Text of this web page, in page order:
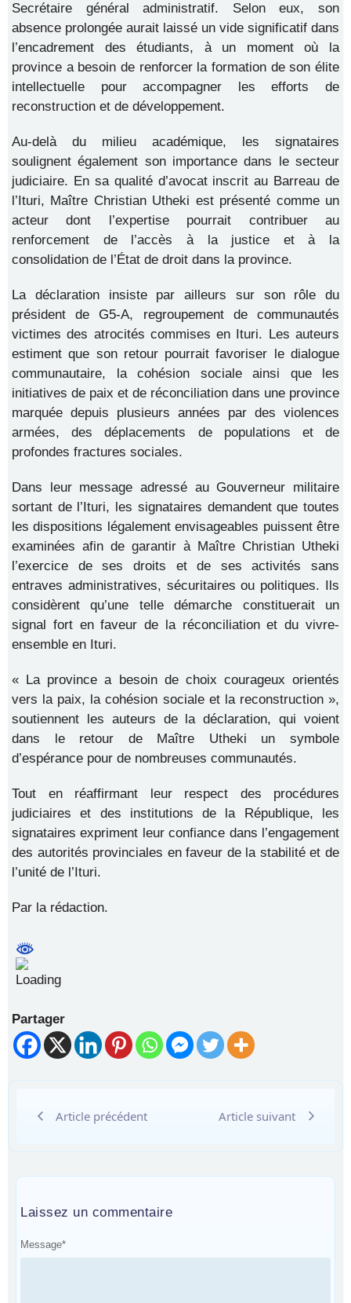
Secrétaire général administratif. Selon eux, son
absence prolongée aurait laissé un vide significatif dans
l’encadrement des étudiants, à un moment où la
province a besoin de renforcer la formation de son élite
intellectuelle pour accompagner les efforts de
reconstruction et de développement.
Au-delà du milieu académique, les signataires
soulignent également son importance dans le secteur
judiciaire. En sa qualité d’avocat inscrit au Barreau de
l’Ituri, Maître Christian Utheki est présenté comme un
acteur dont l’expertise pourrait contribuer au
renforcement de l’accès à la justice et à la
consolidation de l’État de droit dans la province.
La déclaration insiste par ailleurs sur son rôle du
président de G5-A, regroupement de communautés
victimes des atrocités commises en Ituri. Les auteurs
estiment que son retour pourrait favoriser le dialogue
communautaire, la cohésion sociale ainsi que les
initiatives de paix et de réconciliation dans une province
marquée depuis plusieurs années par des violences
armées, des déplacements de populations et de
profondes fractures sociales.
Dans leur message adressé au Gouverneur militaire
sortant de l’Ituri, les signataires demandent que toutes
les dispositions légalement envisageables puissent être
examinées afin de garantir à Maître Christian Utheki
l’exercice de ses droits et de ses activités sans
entraves administratives, sécuritaires ou politiques. Ils
considèrent qu’une telle démarche constituerait un
signal fort en faveur de la réconciliation et du vivre-
ensemble en Ituri.
« La province a besoin de choix courageux orientés
vers la paix, la cohésion sociale et la reconstruction »,
soutiennent les auteurs de la déclaration, qui voient
dans le retour de Maître Utheki un symbole
d’espérance pour de nombreuses communautés.
Tout en réaffirmant leur respect des procédures
judiciaires et des institutions de la République, les
signataires expriment leur confiance dans l’engagement
des autorités provinciales en faveur de la stabilité et de
l’unité de l’Ituri.
Par la rédaction.
Partager
Article précédent Article suivant
Laissez un commentaire
Message*